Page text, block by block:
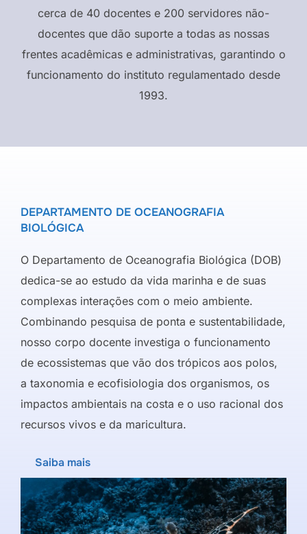
cerca de 40 docentes e 200 servidores não-
docentes que dão suporte a todas as nossas
frentes acadêmicas e administrativas, garantindo o
funcionamento do instituto regulamentado desde
1993.
DEPARTAMENTO DE OCEANOGRAFIA
BIOLÓGICA
O Departamento de Oceanografia Biológica (DOB)
dedica-se ao estudo da vida marinha e de suas
complexas interações com o meio ambiente.
Combinando pesquisa de ponta e sustentabilidade,
nosso corpo docente investiga o funcionamento
de ecossistemas que vão dos trópicos aos polos,
a taxonomia e ecofisiologia dos organismos, os
impactos ambientais na costa e o uso racional dos
recursos vivos e da maricultura.
Saiba mais